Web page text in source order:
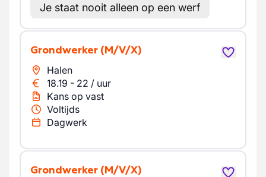
Je staat nooit alleen op een werf
Grondwerker (M/V/X)
Halen
18.19 - 22 / uur
Kans op vast
Voltijds
Dagwerk
Grondwerker (M/V/X)